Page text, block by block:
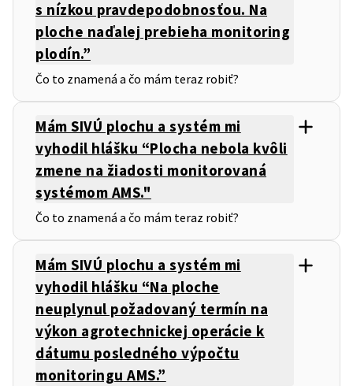
s nízkou pravdepodobnosťou. Na
ploche naďalej prebieha monitoring
plodín.”
Čo to znamená a čo mám teraz robiť?
Mám SIVÚ plochu a systém mi
vyhodil hlášku “Plocha nebola kvôli
zmene na žiadosti monitorovaná
systémom AMS."
Čo to znamená a čo mám teraz robiť?
Mám SIVÚ plochu a systém mi
vyhodil hlášku “Na ploche
neuplynul požadovaný termín na
výkon agrotechnickej operácie k
dátumu posledného výpočtu
monitoringu AMS.”